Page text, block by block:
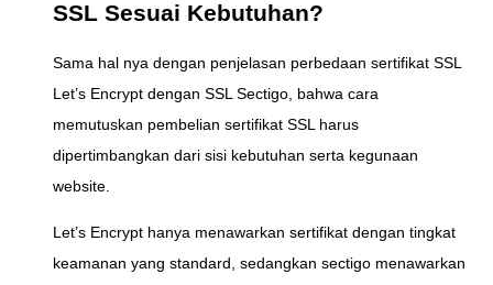
SSL Sesuai Kebutuhan?
Sama hal nya dengan penjelasan perbedaan sertifikat SSL
Let’s Encrypt dengan SSL Sectigo, bahwa cara
memutuskan pembelian sertifikat SSL harus
dipertimbangkan dari sisi kebutuhan serta kegunaan
website.
Let’s Encrypt hanya menawarkan sertifikat dengan tingkat
keamanan yang standard, sedangkan sectigo menawarkan